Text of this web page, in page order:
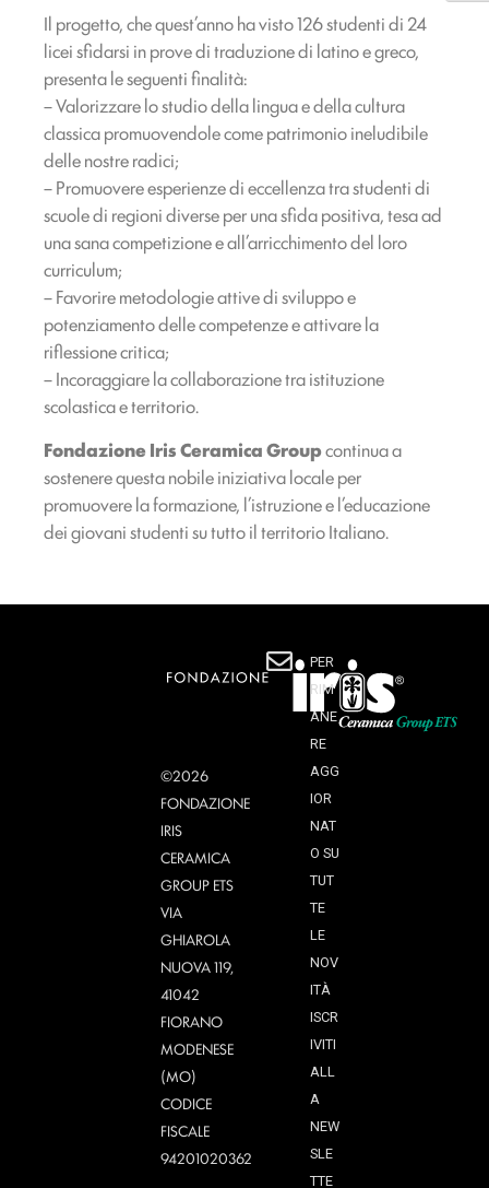
Il progetto, che quest’anno ha visto 126 studenti di 24
licei sfidarsi in prove di traduzione di latino e greco,
presenta le seguenti finalità:
– Valorizzare lo studio della lingua e della cultura
classica promuovendole come patrimonio ineludibile
delle nostre radici;
– Promuovere esperienze di eccellenza tra studenti di
scuole di regioni diverse per una sfida positiva, tesa ad
una sana competizione e all’arricchimento del loro
curriculum;
– Favorire metodologie attive di sviluppo e
potenziamento delle competenze e attivare la
riflessione critica;
– Incoraggiare la collaborazione tra istituzione
scolastica e territorio.
Fondazione Iris Ceramica Groupcontinua a
sostenere questa nobile iniziativa locale per
promuovere la formazione, l’istruzione e l’educazione
dei giovani studenti su tutto il territorio Italiano.
©2026
FONDAZIONE
IRIS
CERAMICA
GROUP ETS
VIA
GHIAROLA
NUOVA 119,
41042
FIORANO
MODENESE
(MO)
CODICE
FISCALE
94201020362
PER
RIM
ANE
RE
AGG
IOR
NAT
O SU
TUT
TE
LE
NOV
ITÀ
ISCR
IVITI
ALL
A
NEW
SLE
TTE